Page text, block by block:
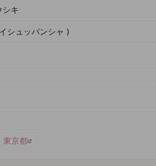
シキ
シュッパンシャ )
東京都